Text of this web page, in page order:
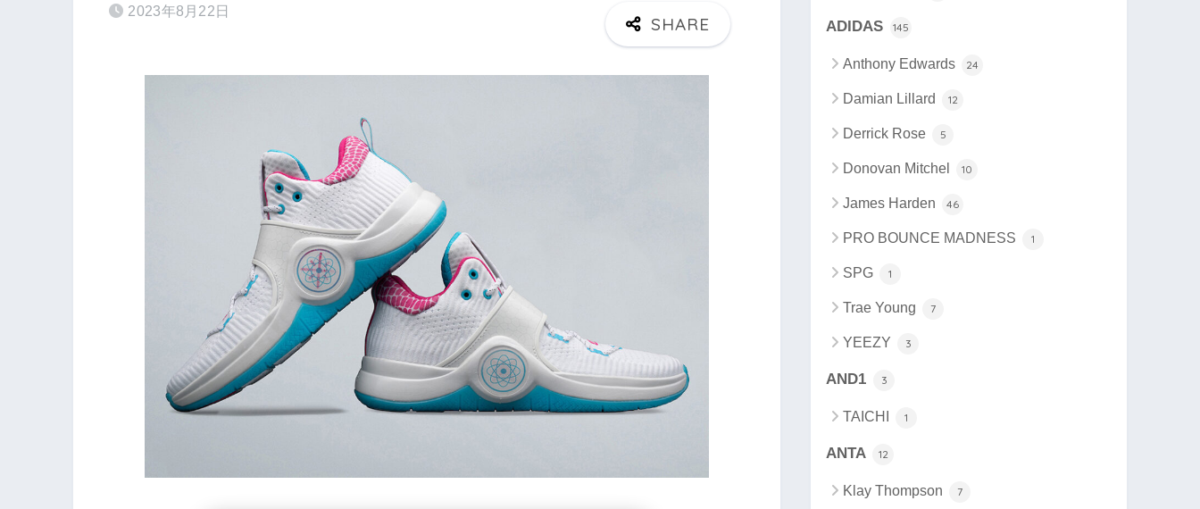
2023年8月22日
ADIDAS 145
Anthony Edwards 24
Damian Lillard 12
Derrick Rose 5
Donovan Mitchel 10
James Harden 46
PRO BOUNCE MADNESS 1
SPG 1
Trae Young 7
YEEZY 3
AND1 3
TAICHI 1
ANTA 12
Klay Thompson 7